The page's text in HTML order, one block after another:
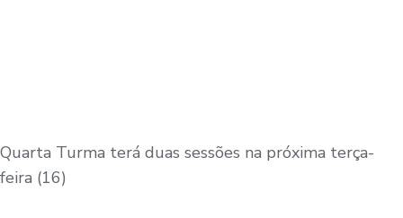
Quarta Turma terá duas sessões na próxima terça-
feira (16)